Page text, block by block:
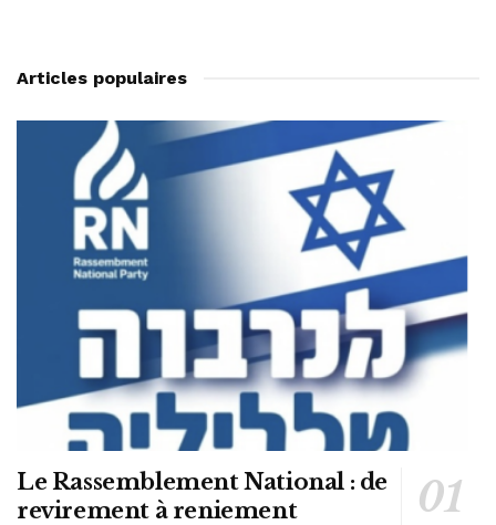
Articles populaires
Le Rassemblement National : de
revirement à reniement